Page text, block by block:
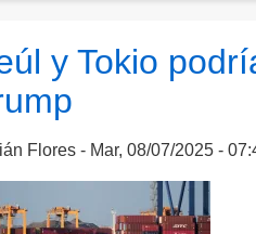
más
de
177
mil
Andrés
y Tokio
Flores Mar, 08/07/2025 -